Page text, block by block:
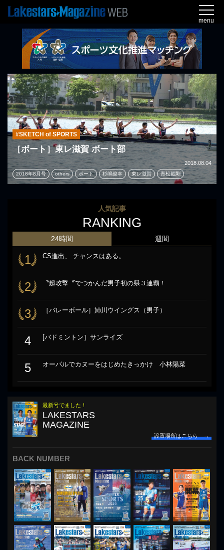
menu
#SKETCH of SPORTS
［ボート］東レ滋賀 ボート部
2018.08.04
2018年8月号 others ボート 杉嶋俊幸 東レ滋賀 青松載剛
人気記事
RANKING
24時間
1 CS進出、 チャンスはある。
2 〝超攻撃〞でつかんだ男子初の県３連覇！
3 ［バレーボール］姉川ウイングス（男子）
4 [バドミントン］サンライズ
5 オーパルでカヌーをはじめたきっかけ 小林陽菜
週間
最新号でました！
LAKESTARS
MAGAZINE
設置場所はこちら →
BACK NUMBER